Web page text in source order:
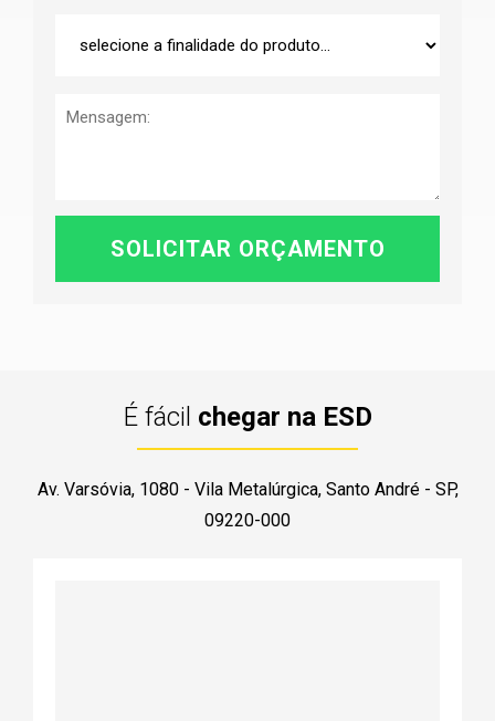
É fácil chegar na ESD
Av. Varsóvia, 1080 - Vila Metalúrgica, Santo André - SP,
09220-000